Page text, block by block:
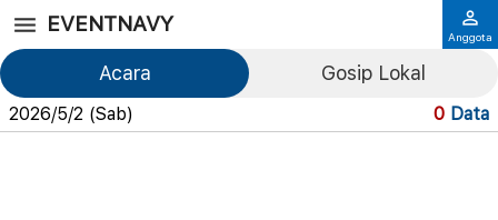
EVENTNAVY
Acara Gosip Lokal
Anggota
2026/5/2 (Sab) 0 Data